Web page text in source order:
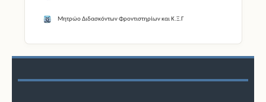
Μητρώο Διδασκόντων Φροντιστηρίων και Κ.Ξ.Γ